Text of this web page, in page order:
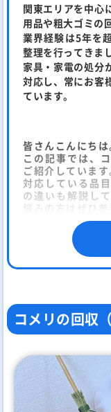
関東エリアを中心
用品や粗大ゴミの
業界経験は5年を
整理を行ってきま
家具・家電の処分
対応し、常にお客
ています。
皆さんこんにちは
この記事では、
ご紹介しています
対応している品
の違いも解説し
悩みの方はぜひ
コメリの回収